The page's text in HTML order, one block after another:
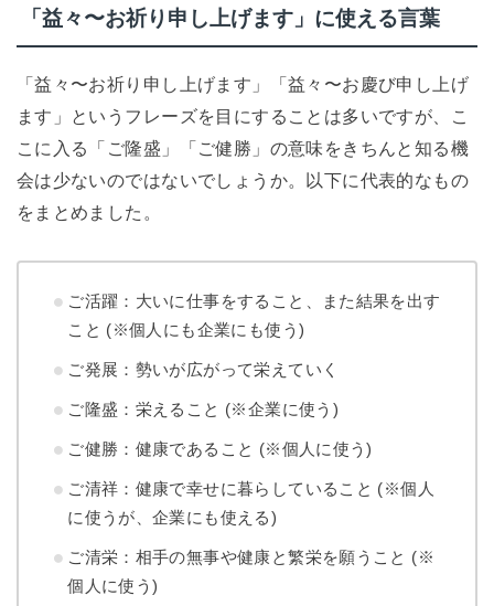
「益々〜お祈り申し上げます」に使える言葉
「益々〜お祈り申し上げます」「益々〜お慶び申し上げ
ます」というフレーズを目にすることは多いですが、こ
こに入る「ご隆盛」「ご健勝」の意味をきちんと知る機
会は少ないのではないでしょうか。以下に代表的なもの
をまとめました。
ご活躍：大いに仕事をすること、また結果を出す
こと (※個人にも企業にも使う)
ご発展：勢いが広がって栄えていく
ご隆盛：栄えること (※企業に使う)
ご健勝：健康であること (※個人に使う)
ご清祥：健康で幸せに暮らしていること (※個人
に使うが、企業にも使える)
ご清栄：相手の無事や健康と繁栄を願うこと (※
個人に使う)